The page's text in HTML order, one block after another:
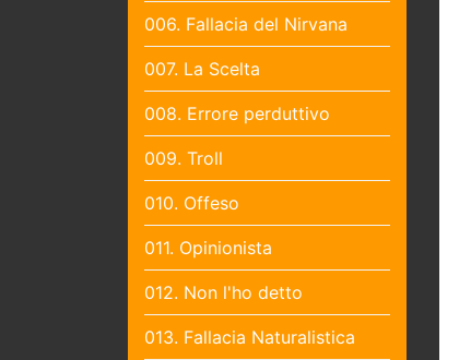
006. Fallacia del Nirvana
007. La Scelta
008. Errore perduttivo
009. Troll
010. Offeso
011. Opinionista
012. Non l'ho detto
013. Fallacia Naturalistica